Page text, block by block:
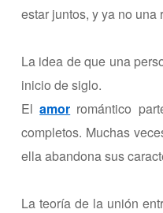
estar juntos, y ya no
La idea de que una
inicio de siglo.
Elamor romántico
completos. Muchas
ella abandona sus
La teoría de la unión